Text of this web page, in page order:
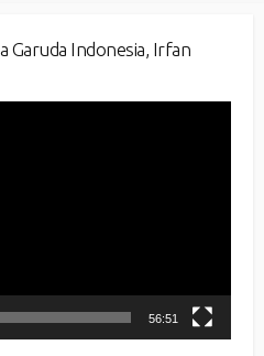
Garuda Indonesia, Irfan
56:51